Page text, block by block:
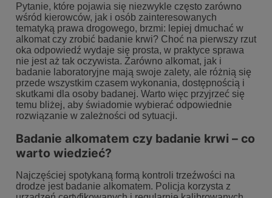
Pytanie, które pojawia się niezwykle często zarówno
wśród kierowców, jak i osób zainteresowanych
tematyką prawa drogowego, brzmi: lepiej dmuchać w
alkomat czy zrobić badanie krwi? Choć na pierwszy rzut
oka odpowiedź wydaje się prosta, w praktyce sprawa
nie jest aż tak oczywista. Zarówno alkomat, jak i
badanie laboratoryjne mają swoje zalety, ale różnią się
przede wszystkim czasem wykonania, dostępnością i
skutkami dla osoby badanej. Warto więc przyjrzeć się
temu bliżej, aby świadomie wybierać odpowiednie
rozwiązanie w zależności od sytuacji.
Badanie alkomatem czy badanie krwi – co
warto wiedzieć?
Najczęściej spotykaną formą kontroli trzeźwości na
drodze jest badanie alkomatem. Policja korzysta z